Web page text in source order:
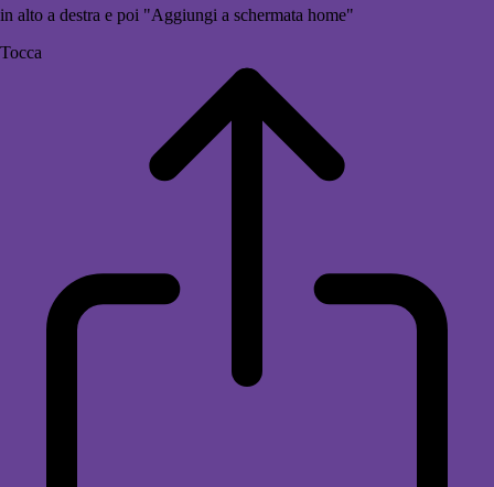
in alto a destra e poi "Aggiungi a schermata home"
Tocca